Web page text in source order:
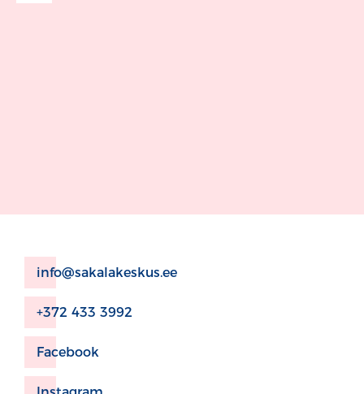
info@sakalakeskus.ee
+372 433 3992
Facebook